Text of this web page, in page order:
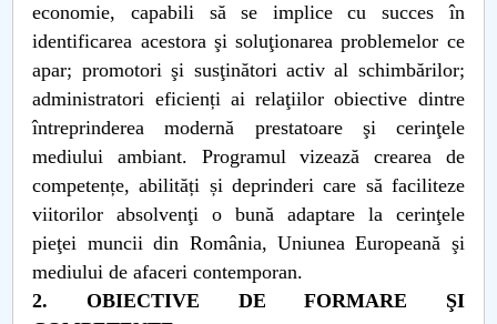
IOSUD/CSUD-Doctorate
Comisie de etica unversitară
Evenimente CUP
Accesibilitate pentru studenții cu dizabilități
Raportul Conducerii Centrului Universitar Pitești
privind implementarea Planului Operațional 2020-
2024
economie, capabili să se implice cu succes în
identificarea acestora şi soluţionarea problemelor ce
apar; promotori şi susţinători activ al schimbărilor;
administratori eficienți ai relaţiilor obiective dintre
întreprinderea modernă prestatoare şi cerinţele
mediului ambiant. Programul vizează crearea de
competențe, abilități și deprinderi care să faciliteze
viitorilor absolvenţi o bună adaptare la cerinţele
pieţei muncii din România, Uniunea Europeană şi
mediului de afaceri contemporan.
2. OBIECTIVE DE FORMARE ŞI